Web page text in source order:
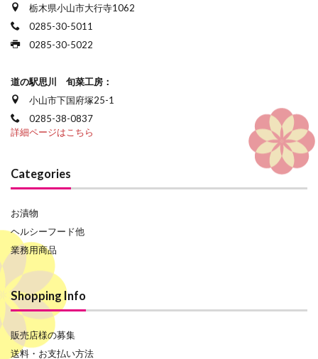
栃木県小山市大行寺1062
0285-30-5011
0285-30-5022
道の駅思川 旬菜工房：
小山市下国府塚25-1
0285-38-0837
詳細ページはこちら
Categories
お漬物
ヘルシーフード他
業務用商品
Shopping Info
販売店様の募集
送料・お支払い方法